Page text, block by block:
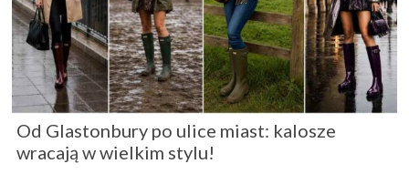
Od Glastonbury po ulice miast: kalosze
wracają w wielkim stylu!